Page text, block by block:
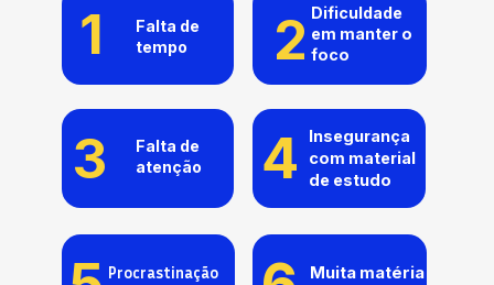
Falta de
tempo
1
Dificuldade
em manter o
foco
4
2
3
Falta de
atenção
Procrastinação
Muita matéria
Insegurança
com material
de estudo